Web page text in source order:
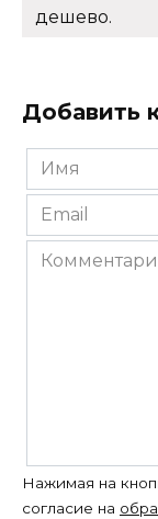
дешево.
Добавить
Имя
*
Email
*
Комментарий
Нажимая на
согласие на